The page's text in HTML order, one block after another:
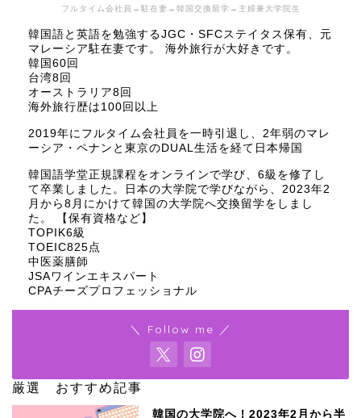
フルタイム会社員→駐在妻→韓国交換留学→主婦兼大学院生
韓国語と英語を勉強するJGC・SFCステイタス保有、元
マレーシア駐在妻です。 海外旅行が大好きです。
韓国60回
台湾8回
オーストラリア8回
海外旅行歴は100回以上
2019年にフルタイム会社員を一時引退し、2年弱のマレ
ーシア・ペナンと東京のDUAL生活を経て日本帰国
韓国語学堂正規課程をオンラインで学び、6級を修了し
て卒業しました。日本の大学院で学びながら、2023年2
月から8月にかけて韓国の大学院へ交換留学をしまし
た。 【保有資格など】
TOPIK6級
TOEIC825点
中医薬膳師
JSAワインエキスパート
CPAチーズプロフェッショナル
＼ Follow me ／
厳選 おすすめ記事
韓国の大学院へ！2023年2月から半